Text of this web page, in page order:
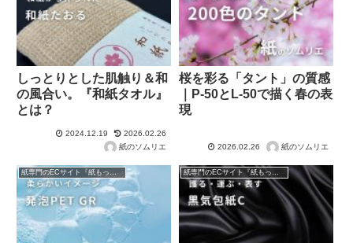
しっとりとした肌触り＆和
の風合い。『和紙タオル』
とは？
2024.12.19
2026.02.26
紙のソムリエ
桜を彩る「タント」の質感
｜P-50とL-50で描く春の表
現
2026.02.26 紙のソムリエ